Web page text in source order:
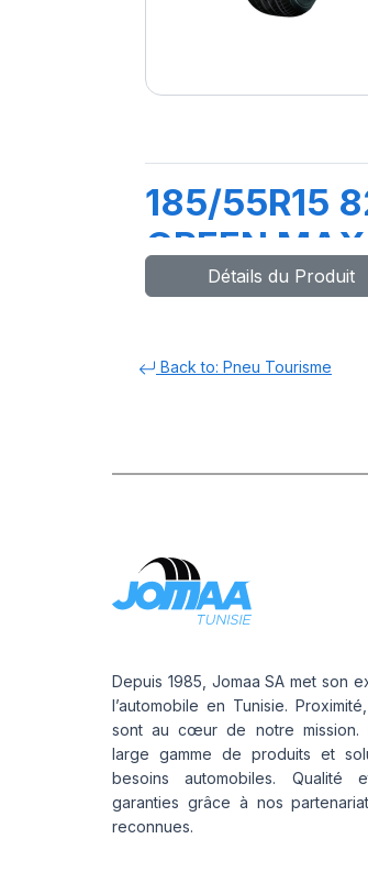
185/55R15
GREEN MAX
HP010Détails du Produit
Back to: Pneu Tourisme
Depuis 1985, Jomaa SA met son
l’automobile en Tunisie.
sont au cœur de notre mission.
large gamme de produits et
besoins automobiles. Qualité
garanties grâce à nos
reconnues.